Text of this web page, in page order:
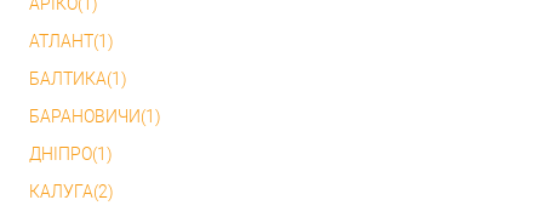
АТЛАНТ(1)
БАЛТИКА(1)
БАРАНОВИЧИ(1)
ДНІПРО(1)
КАЛУГА(2)